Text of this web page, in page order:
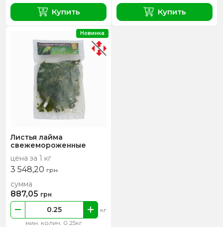
Купить Купить
Листья лайма
свежемороженные
цена за 1 кг
3 548,20 грн
мин. колич. 0.25кг
кг
сумма
887,05 грн
Новинка